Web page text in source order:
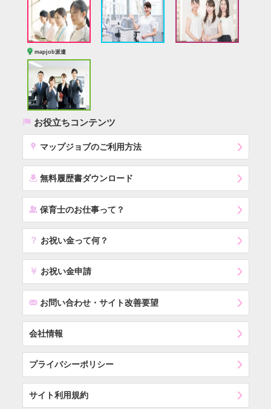
mapjob派遣
( お役立ちコンテンツ
x マップジョブのご利用方法
í 無料履歴書ダウンロード
‰ 保育士のお仕事って？
？ お祝い金って何？
￥ お祝い金申請
Fお問い合わせ・サイト改善要望
会社情報
プライバシーポリシー
サイト利用規約